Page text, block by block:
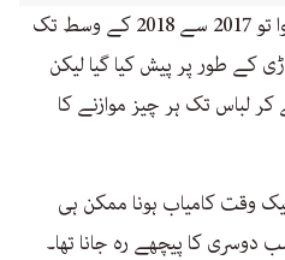
جب میگن کی منگنی کا اعلان ہوا تو 2017 سے 2018 کے وسط تک
کے طور پر پیش کیا گیا لیکن
لباس تک ہر چیز موازنے کا
وقت کامیاب ہونا ممکن ہی
دوسری کا پیچھے رہ جانا تھا۔